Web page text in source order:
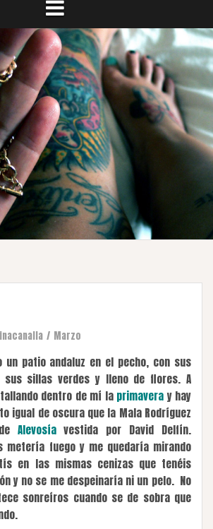
Marzo
un patio andaluz en el pecho, con sus
sus sillas verdes y lleno de flores. A
dentro de mí la primavera y hay
igual de oscura que la Mala Rodríguez
Alevosíavestida por David Delfín.
metería fuego y me quedaría mirando
en las mismas cenizas que tenéis
y no se me despeinaría ni un pelo. No
sonreíros cuando se de sobra que